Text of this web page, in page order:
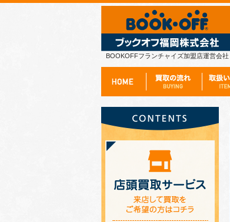
BOOKOFFフランチャイズ加盟店運営会社